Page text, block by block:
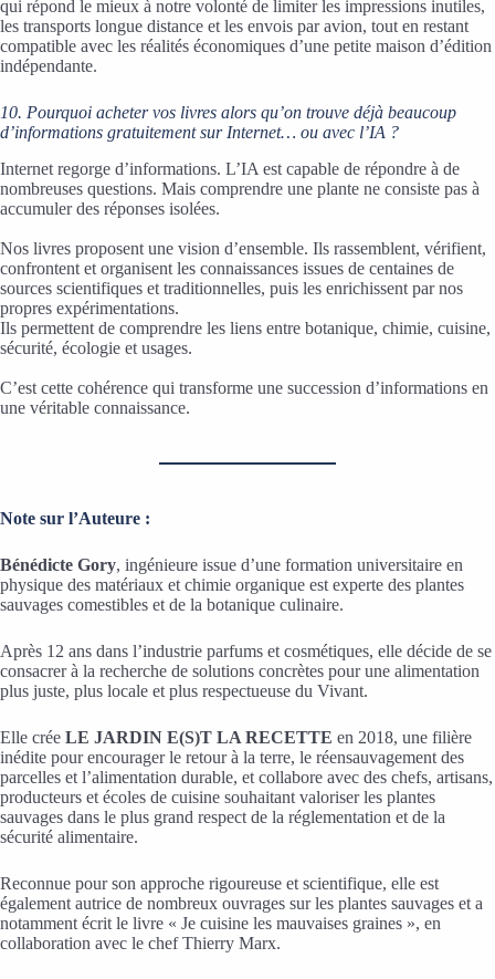
qui répond le mieux à notre volonté de limiter les impressions inutiles,
les transports longue distance et les envois par avion, tout en restant
compatible avec les réalités économiques d’une petite maison d’édition
indépendante.
10. Pourquoi acheter vos livres alors qu’on trouve déjà beaucoup
d’informations gratuitement sur Internet… ou avec l’IA ?
Internet regorge d’informations. L’IA est capable de répondre à de
nombreuses questions. Mais comprendre une plante ne consiste pas à
accumuler des réponses isolées.
Nos livres proposent une vision d’ensemble. Ils rassemblent, vérifient,
confrontent et organisent les connaissances issues de centaines de
sources scientifiques et traditionnelles, puis les enrichissent par nos
propres expérimentations.
Ils permettent de comprendre les liens entre botanique, chimie, cuisine,
sécurité, écologie et usages.
C’est cette cohérence qui transforme une succession d’informations en
une véritable connaissance.
Note sur l’Auteure :
Bénédicte Gory, ingénieure issue d’une formation universitaire en
physique des matériaux et chimie organique est experte des plantes
sauvages comestibles et de la botanique culinaire.
Après 12 ans dans l’industrie parfums et cosmétiques, elle décide de se
consacrer à la recherche de solutions concrètes pour une alimentation
plus juste, plus locale et plus respectueuse du Vivant.
Elle crée LE JARDIN E(S)T LA RECETTE en 2018, une filière
inédite pour encourager le retour à la terre, le réensauvagement des
parcelles et l’alimentation durable, et collabore avec des chefs, artisans,
producteurs et écoles de cuisine souhaitant valoriser les plantes
sauvages dans le plus grand respect de la réglementation et de la
sécurité alimentaire.
Reconnue pour son approche rigoureuse et scientifique, elle est
également autrice de nombreux ouvrages sur les plantes sauvages et a
notamment écrit le livre « Je cuisine les mauvaises graines », en
collaboration avec le chef Thierry Marx.